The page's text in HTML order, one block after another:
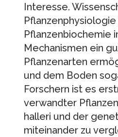
Interesse.
Pflanzenbiochemie
Mechanismen ein
Pflanzenarten
und dem Boden
Forschern ist es
verwandter
halleri und der
miteinander zu